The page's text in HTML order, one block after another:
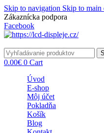
Skip to navigation Skip to main
Zákaznícka podpora
Facebook
0.00€ 0 Cart
Úvod
E-shop
Môj účet
Pokladňa
Košík
Blog